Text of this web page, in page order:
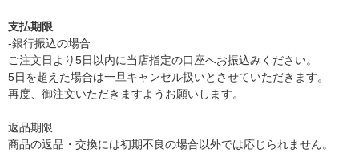
支払期限
-銀行振込の場合
ご注文日より5日以内に当店指定の口座へお振込みください。
5日を超えた場合は一旦キャンセル扱いとさせていただきます。
再度、御注文いただきますようお願いします。
返品期限
商品の返品・交換には初期不良の場合以外では応じられません。